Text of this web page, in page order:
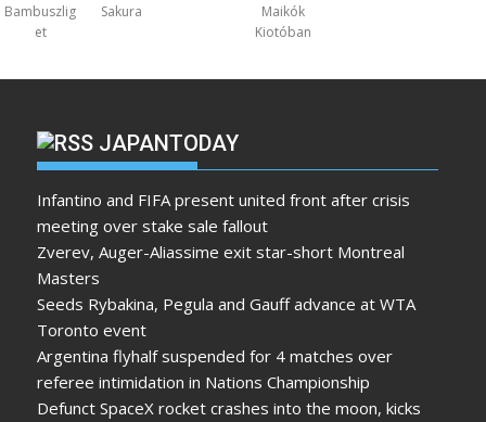
Bambuszlig
et
Sakura
Maikók
Kiotóban
JAPANTODAY
Infantino and FIFA present united front after crisis
meeting over stake sale fallout
Zverev, Auger-Aliassime exit star-short Montreal
Masters
Seeds Rybakina, Pegula and Gauff advance at WTA
Toronto event
Argentina flyhalf suspended for 4 matches over
referee intimidation in Nations Championship
Defunct SpaceX rocket crashes into the moon, kicks